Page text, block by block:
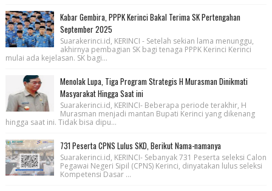
Kabar Gembira, PPPK Kerinci Bakal Terima SK Pertengahan
September 2025
Suarakerinci.id, KERINCI - Setelah sekian lama menunggu,
akhirnya pembagian SK bagi tenaga PPPK Kerinci Kerinci
mulai ada kejelasan. SK bagi...
Menolak Lupa, Tiga Program Strategis H Murasman Dinikmati
Masyarakat Hingga Saat ini
Suarakerinci.id, KERINCI- Beberapa periode terakhir, H
Murasman menjadi mantan Bupati Kerinci yang dikenang
hingga saat ini. Tidak bisa dipu...
731 Peserta CPNS Lulus SKD, Berikut Nama-namanya
Suarakerinci.id, KERINCI- Sebanyak 731 Peserta seleksi Calon
Pegawai Negeri Sipil (CPNS) Kerinci, dinyatakan lulus seleksi
Kompetensi Dasar ...